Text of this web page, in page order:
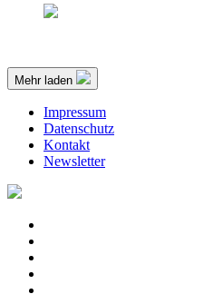
Mehr laden
Impressum
Datenschutz
Kontakt
Newsletter